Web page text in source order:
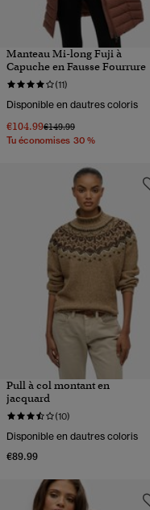
Manteau Mi-long Fuji à
Capuche en Fausse Fourrure
(11)
Disponible en dautres coloris
€104.99Prix réduit de
€149.99à
Tu économises 30 %
Pull à col montant en
jacquard
(10)
Disponible en dautres coloris
€89.99